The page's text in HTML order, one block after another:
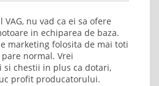
nu vad ca ei sa ofere
in echiparea de baza.
marketing folosita de mai toti
normal. Vrei
si chestii in plus ca dotari,
profit producatorului.